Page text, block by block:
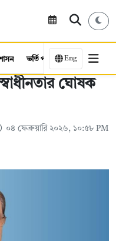
ভর্তি পরীক্ষা কর্মসংস্থান
Eng
ঘোষক
০৪ ফেব্রুয়ারি ২০২৬, ১০:৫৮ PM